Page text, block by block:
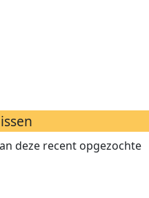
deze recent opgezochte